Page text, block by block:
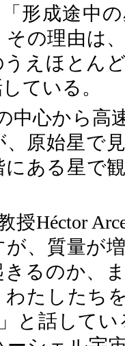
「形成途中
の理由は
えほとん
ている。
中心から高
原始星で
にある星で
授Héctor
、質量が
きるのか、
たしたち
と話して